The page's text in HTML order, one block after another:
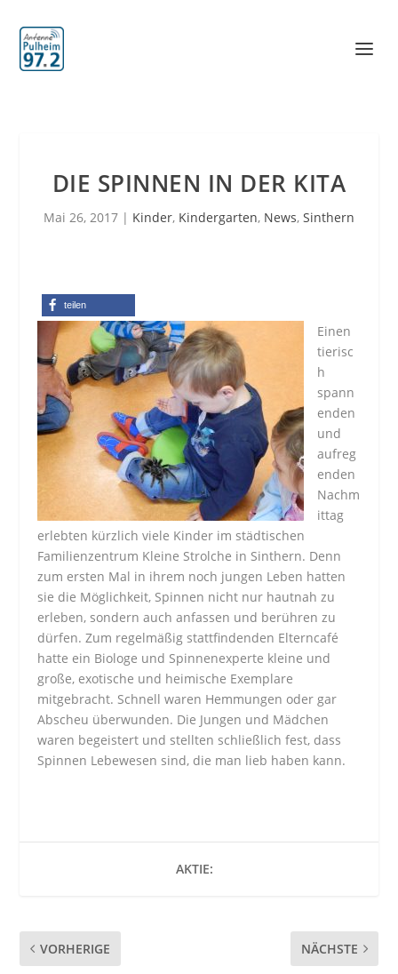
DIE SPINNEN IN DER KITA
Mai 26, 2017 | Kinder, Kindergarten, News, Sinthern
teilen
Einen
tierisc
h
spann
enden
und
aufreg
enden
Nachm
ittag
erlebten kürzlich viele Kinder im städtischen
Familienzentrum Kleine Strolche in Sinthern. Denn
zum ersten Mal in ihrem noch jungen Leben hatten
sie die Möglichkeit, Spinnen nicht nur hautnah zu
erleben, sondern auch anfassen und berühren zu
dürfen. Zum regelmäßig stattfindenden Elterncafé
hatte ein Biologe und Spinnenexperte kleine und
große, exotische und heimische Exemplare
mitgebracht. Schnell waren Hemmungen oder gar
Abscheu überwunden. Die Jungen und Mädchen
waren begeistert und stellten schließlich fest, dass
Spinnen Lebewesen sind, die man lieb haben kann.
AKTIE:
VORHERIGE NÄCHSTE